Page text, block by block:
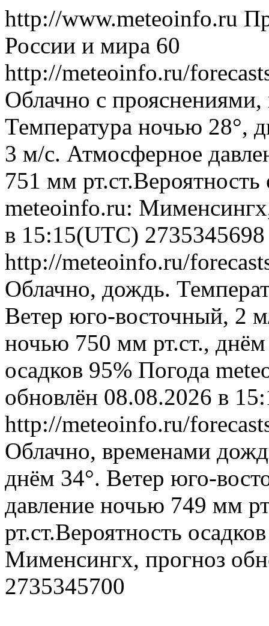
http://www.meteoinfo.ru
России и мира 60
http://meteoinfo.ru/
Облачно с
Температура ночью 28°,
3 м/с. Атмосферное
751 мм рт.ст.Вероятность
meteoinfo.ru:
в 15:15(UTC) 2735345698
http://meteoinfo.ru/
Облачно, дождь.
Ветер юго-восточный, 2
ночью 750 мм рт.ст.,
осадков 95% Погода
обновлён 08.08.2026 в
http://meteoinfo.ru/
Облачно, временами
днём 34°. Ветер юго-
давление ночью 749 мм
рт.ст.Вероятность
Мименсингх, прогноз
2735345700